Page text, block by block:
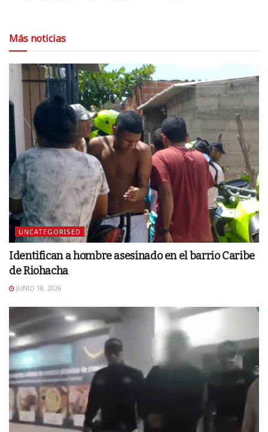
Más noticias
UNCATEGORISED
Identifican a hombre asesinado en el barrio Caribe
de Riohacha
JUNIO 18, 2026